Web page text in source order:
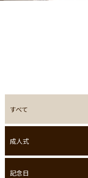
すべて
成人式
記念日